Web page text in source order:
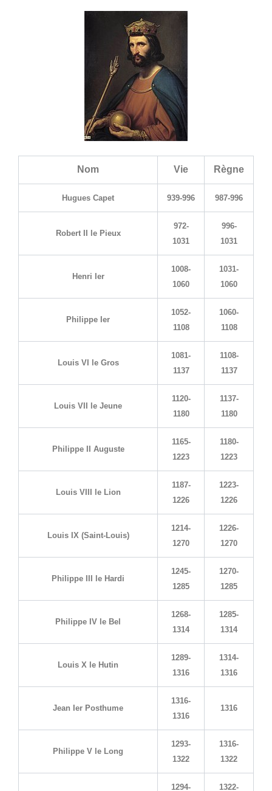
Nom Vie Règne
Hugues Capet 939-996 987-996
Robert II le Pieux
972-
1031
996-
1031
Henri Ier
1008-
1060
1031-
1060
Philippe Ier
1052-
1108
1060-
1108
Louis VI le Gros
1081-
1137
1108-
1137
Louis VII le Jeune
1120-
1180
1137-
1180
Philippe II Auguste
1165-
1223
1180-
1223
Louis VIII le Lion
1187-
1226
1223-
1226
Louis IX (Saint-Louis)
1214-
1270
1226-
1270
Philippe III le Hardi
1245-
1285
1270-
1285
Philippe IV le Bel
1268-
1314
1285-
1314
Louis X le Hutin
1289-
1316
1314-
1316
Jean Ier Posthume
1316-
1316
1316
Philippe V le Long
1293-
1322
1316-
1322
1294- 1322-